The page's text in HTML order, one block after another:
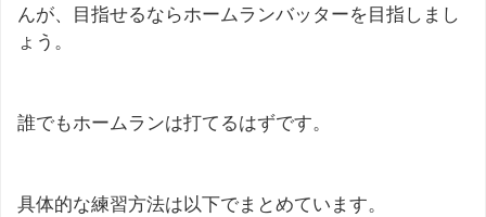
んが、目指せるならホームランバッターを目指しまし
ょう。
誰でもホームランは打てるはずです。
具体的な練習方法は以下でまとめています。